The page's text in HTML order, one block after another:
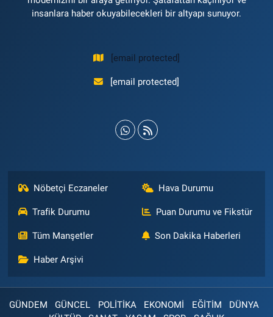
insanlara haber okuyabilecekleri bir altyapı sunuyor.
[email protected]
[email protected]
Nöbetçi Eczaneler Hava Durumu
Trafik Durumu Puan Durumu ve Fikstür
Tüm Manşetler Son Dakika Haberleri
Haber Arşivi
GÜNDEM GÜNCEL POLİTİKA EKONOMİ EĞİTİM
DÜNYA